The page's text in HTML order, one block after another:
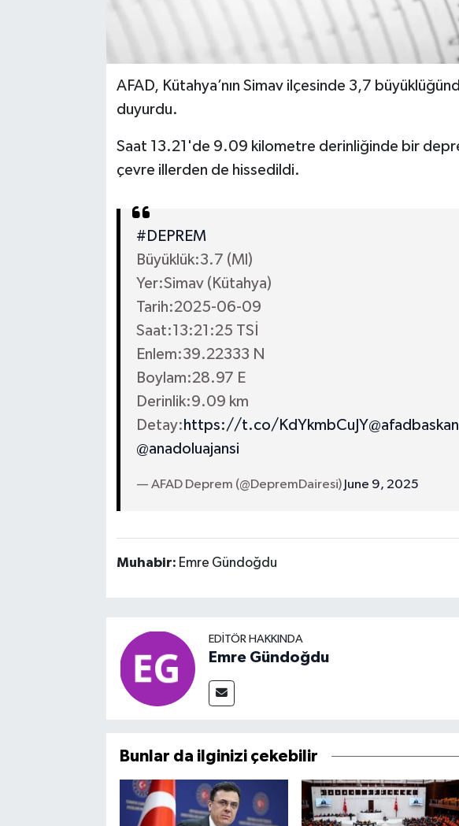
AFAD, Kütahya’nın Simav ilçesinde 3,7
duyurdu.
Saat 13.21'de 9.09 kilometre derinliğinde bir
çevre illerden de hissedildi.
#DEPREM
Büyüklük:3.7 (Ml)
Yer:Simav (Kütahya)
Tarih:2025-06-09
Saat:13:21:25 TSİ
Enlem:39.22333 N
Boylam:28.97 E
Derinlik:9.09 km
Detay: https://t.co/KdYkmbCuJY
@anadoluajansi
— AFAD Deprem (@DepremDairesi) June 9, 2025
Muhabir: Emre Gündoğdu
EDITÖR HAKKINDA
Emre Gündoğdu
Bunlar da ilginizi çekebilir